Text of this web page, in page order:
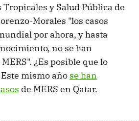
y Salud Pública de
Morales "los casos
por ahora, y hasta
no se han
¿Es posible que lo
mismo año se han
de MERS en Qatar.